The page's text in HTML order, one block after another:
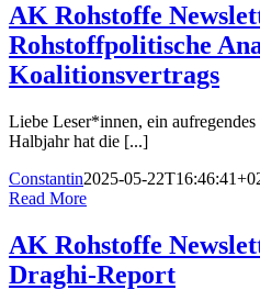
AK Rohstoffe
Rohstoffpolitische
Koalitionsvertrags
Liebe Leser*innen, ein aufregendes
Halbjahr hat die [...]
Constantin2025-05-
Read More
AK Rohstoffe
Draghi-Report